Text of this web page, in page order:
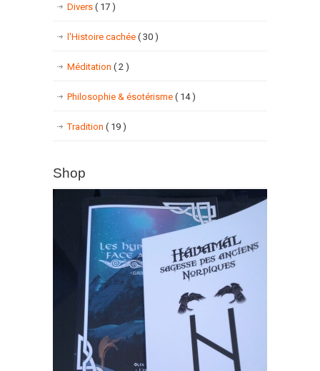
Divers ( 17 )
l'Histoire cachée ( 30 )
Méditation ( 2 )
Philosophie & ésotérisme ( 14 )
Tradition ( 19 )
Shop